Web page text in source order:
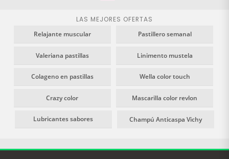
LAS MEJORES OFERTAS
Relajante muscular
Pastillero semanal
Valeriana pastillas Linimento mustela
Colageno en pastillas Wella color touch
Crazy color Mascarilla color revlon
Lubricantes sabores Champú Anticaspa Vichy